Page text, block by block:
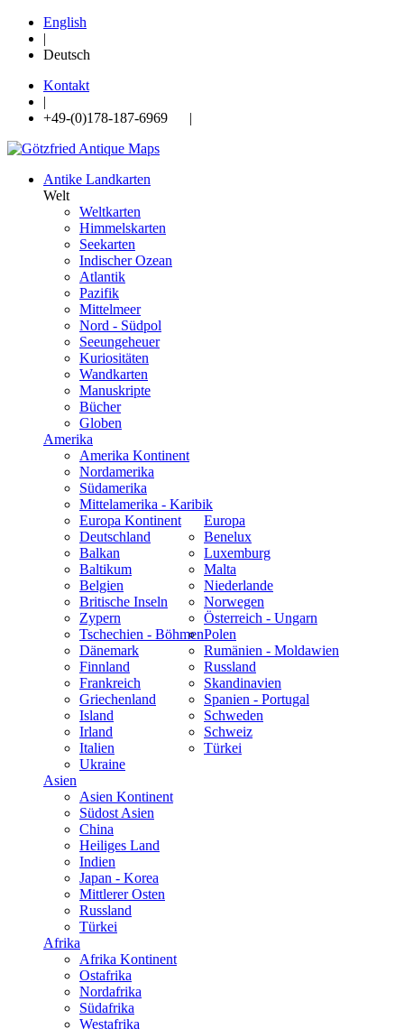
English
|
Deutsch
Kontakt
|
+49-(0)178-187-6969 |
Antike Landkarten
Welt
Weltkarten
Himmelskarten
Seekarten
Indischer Ozean
Atlantik
Pazifik
Mittelmeer
Nord - Südpol
Seeungeheuer
Kuriositäten
Wandkarten
Manuskripte
Bücher
Globen
Amerika
Amerika Kontinent
Nordamerika
Südamerika
Mittelamerika - Karibik
Europa
Europa Kontinent
Deutschland
Balkan
Baltikum
Belgien
Britische Inseln
Zypern
Tschechien - Böhmen
Dänemark
Finnland
Frankreich
Griechenland
Island
Irland
Italien
Benelux
Luxemburg
Malta
Niederlande
Norwegen
Österreich - Ungarn
Polen
Rumänien - Moldawien
Russland
Skandinavien
Spanien - Portugal
Schweden
Schweiz
Türkei
Ukraine
Asien
Asien Kontinent
Südost Asien
China
Heiliges Land
Indien
Japan - Korea
Mittlerer Osten
Russland
Türkei
Afrika
Afrika Kontinent
Ostafrika
Nordafrika
Südafrika
Westafrika